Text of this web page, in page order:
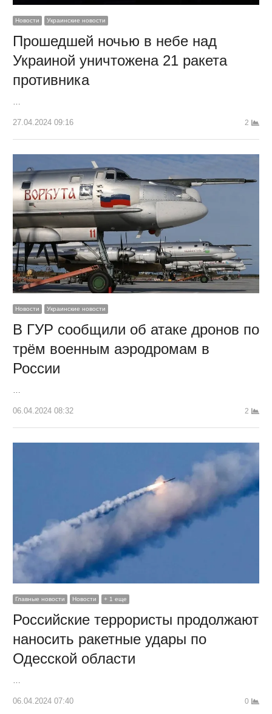
Новости Украинские новости
Прошедшей ночью в небе над
Украиной уничтожена 21 ракета
противника
…
27.04.2024 09:16 2
Новости Украинские новости
В ГУР сообщили об атаке дронов по
трём военным аэродромам в
России
06.04.2024 08:32 2
Главные новости Новости + 1 еще
Российские террористы продолжают
наносить ракетные удары по
Одесской области
06.04.2024 07:40 0